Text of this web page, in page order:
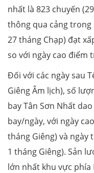
nhất là 823 chuyến
thông qua cảng trong
27 tháng Chạp) đạt
so với ngày cao điểm
Đối với các ngày sau
Giêng Âm lịch), số
bay Tân Sơn Nhất
bay/ngày, với ngày
tháng Giêng) và ngày
1 tháng Giêng). Sản
lớn nhất khu vực